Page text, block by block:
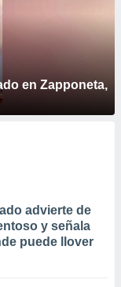
en Zapponeta,
advierte de
y señala
puede llover